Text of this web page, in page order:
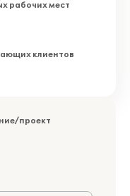
рабочих мест
клиентов
проект